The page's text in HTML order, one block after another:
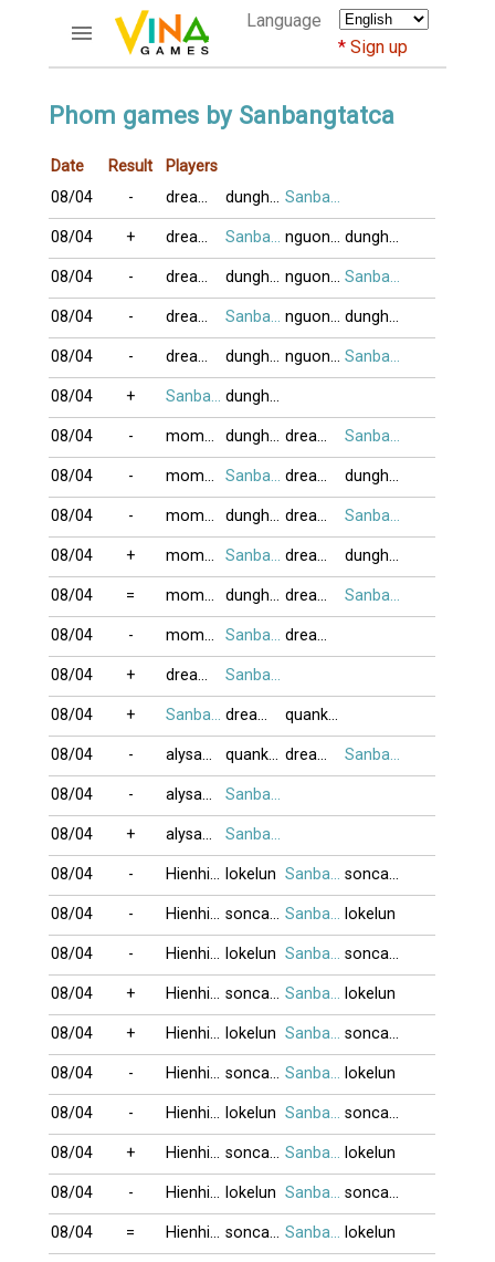
Language
Sign up
ACCOUNTS
Register
Bluenicks
New users help
Instructions
Server FAQ
Richest players
GAMES
FORUMS
CỜ TƯỚNG
Phom games by Sanbangtatca
Date Result
Players
08/04
- dreamtau1803 dunghong6868 Sanbangtatca
08/04 + dreamtau1803 Sanbangtatca nguonvuiso80 dunghong6868
08/04 - dreamtau1803 dunghong6868 nguonvuiso80 Sanbangtatca
08/04 - dreamtau1803 Sanbangtatca nguonvuiso80 dunghong6868
08/04 - dreamtau1803 dunghong6868 nguonvuiso80 Sanbangtatca
08/04 + Sanbangtatca dunghong6868
08/04 - momhet dunghong6868 dreamtau1803 Sanbangtatca
08/04 - momhet Sanbangtatca dreamtau1803 dunghong6868
08/04 - momhet dunghong6868 dreamtau1803 Sanbangtatca
08/04 + momhet Sanbangtatca dreamtau1803 dunghong6868
08/04 = momhet dunghong6868 dreamtau1803 Sanbangtatca
08/04 - momhet Sanbangtatca dreamtau1803
08/04 + dreamtau1803 Sanbangtatca
08/04 + Sanbangtatca dreamtau1803 quankupo
08/04 - alysamsam quankupo dreamtau1803 Sanbangtatca
08/04 - alysamsam Sanbangtatca
08/04 + alysamsam Sanbangtatca
08/04 - Hienhien lokelun Sanbangtatca soncan1
08/04 - Hienhien soncan1 Sanbangtatca lokelun
08/04 - Hienhien lokelun Sanbangtatca soncan1
08/04 + Hienhien soncan1 Sanbangtatca lokelun
08/04 + Hienhien lokelun Sanbangtatca soncan1
08/04 - Hienhien soncan1 Sanbangtatca lokelun
08/04 - Hienhien lokelun Sanbangtatca soncan1
08/04 + Hienhien soncan1 Sanbangtatca lokelun
08/04 - Hienhien lokelun Sanbangtatca soncan1
08/04 = Hienhien soncan1 Sanbangtatca lokelun